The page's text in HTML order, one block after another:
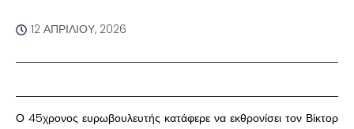
12 ΑΠΡΙΛΊΟΥ, 2026
Ο 45χρονος ευρωβουλευτής κατάφερε να εκθρονίσει τον Βίκτορ